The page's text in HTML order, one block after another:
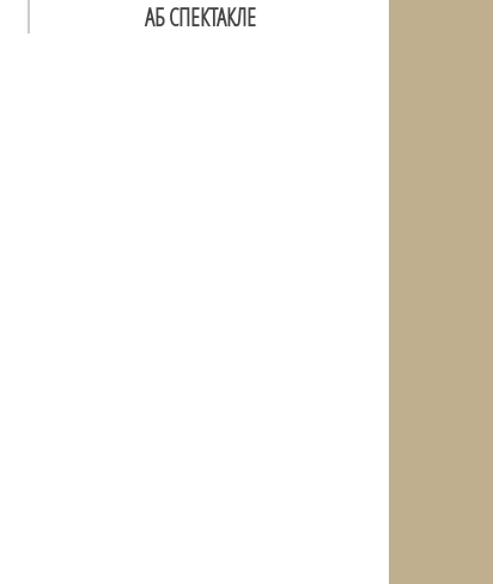
АБ СПЕКТАКЛЕ